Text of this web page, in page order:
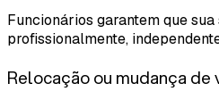
Funcionários garantem que
profissionalmente,
Relocação ou mudança de